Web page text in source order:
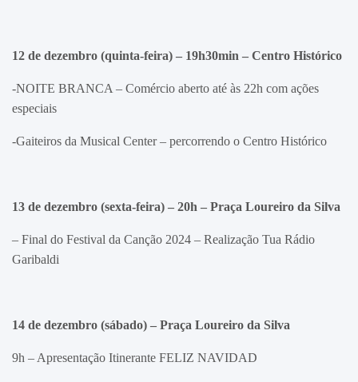
12 de dezembro (quinta-feira) – 19h30min – Centro Histórico
-NOITE BRANCA – Comércio aberto até às 22h com ações
especiais
-Gaiteiros da Musical Center – percorrendo o Centro Histórico
13 de dezembro (sexta-feira) – 20h – Praça Loureiro da Silva
– Final do Festival da Canção 2024 – Realização Tua Rádio
Garibaldi
14 de dezembro (sábado) – Praça Loureiro da Silva
9h – Apresentação Itinerante FELIZ NAVIDAD